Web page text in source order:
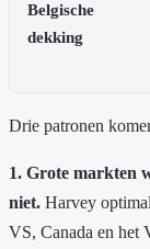
Belgische
dekking
Drie patronen
1. Grote markten
niet. Harvey
VS, Canada en het